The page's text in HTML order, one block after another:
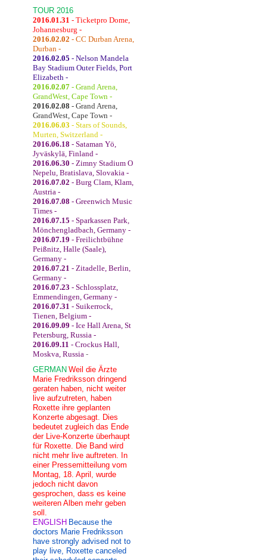
TOUR 2016
2016.01.31 - Ticketpro Dome,
Johannesburg -
2016.02.02 - CC Durban Arena,
Durban -
2016.02.05 - Nelson Mandela
Bay Stadium Outer Fields, Port
Elizabeth -
2016.02.07 - Grand Arena,
GrandWest, Cape Town -
2016.02.08 - Grand Arena,
GrandWest, Cape Town -
2016.06.03 - Stars of Sounds,
Murten, Switzerland -
2016.06.18 - Sataman Yö,
Jyväskylä, Finland -
2016.06.30 - Zimny Stadium O
Nepelu, Bratislava, Slovakia -
2016.07.02 - Burg Clam, Klam,
Austria -
2016.07.08 - Greenwich Music
Times -
2016.07.15 - Sparkassen Park,
Mönchengladbach, Germany -
2016.07.19 - Freilichtbühne
Peißnitz, Halle (Saale),
Germany -
2016.07.21 - Zitadelle, Berlin,
Germany -
2016.07.23 - Schlossplatz,
Emmendingen, Germany -
2016.07.31 - Suikerrock,
Tienen, Belgium -
2016.09.09 - Ice Hall Arena, St
Petersburg, Russia -
2016.09.11 - Crockus Hall,
Moskva, Russia -
GERMAN Weil die Ärzte
Marie Fredriksson dringend
geraten haben, nicht weiter
live aufzutreten, haben
Roxette ihre geplanten
Konzerte abgesagt. Dies
bedeutet zugleich das Ende
der Live-Konzerte überhaupt
für Roxette. Die Band wird
nicht mehr live auftreten. In
einer Pressemitteilung vom
Montag, 18. April, wurde
jedoch nicht davon
gesprochen, dass es keine
weiteren Alben mehr geben
soll.
ENGLISH Because the
doctors Marie Fredriksson
have strongly advised not to
play live, Roxette canceled